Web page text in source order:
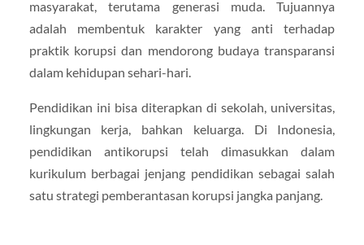
masyarakat, terutama generasi muda. Tujuannya
adalah membentuk karakter yang anti terhadap
praktik korupsi dan mendorong budaya transparansi
dalam kehidupan sehari-hari.
Pendidikan ini bisa diterapkan di sekolah, universitas,
lingkungan kerja, bahkan keluarga. Di Indonesia,
pendidikan antikorupsi telah dimasukkan dalam
kurikulum berbagai jenjang pendidikan sebagai salah
satu strategi pemberantasan korupsi jangka panjang.